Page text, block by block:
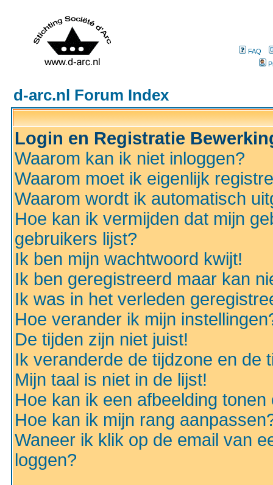
FAQ
d-arc.nl Forum Index
Login en Registratie
Waarom kan ik niet inloggen?
Waarom moet ik eigenlijk
Waarom wordt ik automatisch
Hoe kan ik vermijden dat mijn
gebruikers lijst?
Ik ben mijn wachtwoord kwijt!
Ik ben geregistreerd maar kan
Ik was in het verleden
Hoe verander ik mijn
De tijden zijn niet juist!
Ik veranderde de tijdzone en de
Mijn taal is niet in de lijst!
Hoe kan ik een afbeelding
Hoe kan ik mijn rang
Waneer ik klik op de email van
loggen?